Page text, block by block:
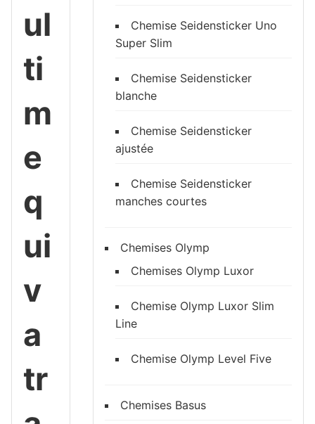
ul
ti
m
e
q
ui
v
a
tr
Chemise Seidensticker Uno
Super Slim
Chemise Seidensticker
blanche
Chemise Seidensticker
ajustée
Chemise Seidensticker
manches courtes
Chemises Olymp
Chemises Olymp Luxor
Chemise Olymp Luxor Slim
Line
Chemise Olymp Level Five
Chemises Basus